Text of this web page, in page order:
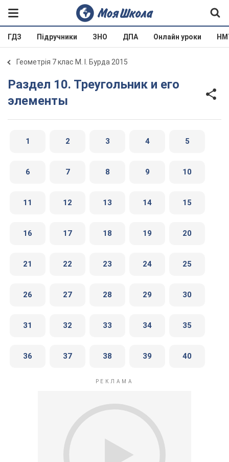
ГДЗ Підручники ЗНО ДПА Онлайн уроки
Геометрія 7 клас М. І. Бурда 2015
Раздел 10. Треугольник и его
элементы
1 2 3 4 5
6 7 8 9 10
11 12 13 14 15
16 17 18 19 20
21 22 23 24 25
26 27 28 29 30
31 32 33 34 35
36 37 38 39 40